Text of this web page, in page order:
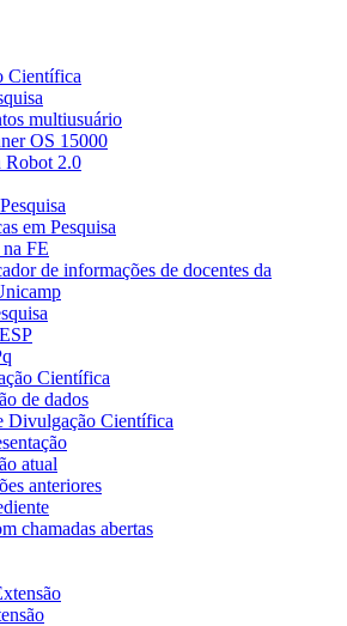
Científica
multiusuário
OS 15000
Robot 2.0
em Pesquisa
FE
de informações de docentes da
Científica
de dados
Divulgação Científica
atual
anteriores
chamadas abertas